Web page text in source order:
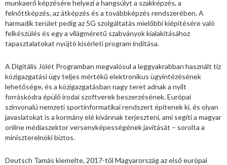
munkaerő képzésére helyezi a hangsúlyt a szakképzés, a
felnőttképzés, az átképzés és a továbbképzés rendszerében. A
harmadik terület pedig az 5G szolgáltatás mielőbbi kiépítésére való
felkészülés és egy a világméretű szabványok kialakításához
tapasztalatokat nyújtó kísérleti program indítása.
A Digitális Jólét Programban megvalósul a leggyakrabban használt tíz
közigazgatási ügy teljes mértékű elektronikus ügyintézésének
lehetősége, és a közigazgatásban nagy teret adnak a nyílt
forráskódra épülő irodai szoftverek beszerzésének. Európai
színvonalú nemzeti sportinformatikai rendszert építenek ki, és olyan
javaslatokat is a kormány elé kívánnak terjeszteni, ami segíti a magyar
online médiaszektor versenyképességének javítását – sorolta a
miniszterelnöki biztos.
Deutsch Tamás kiemelte, 2017-től Magyarország az első európai